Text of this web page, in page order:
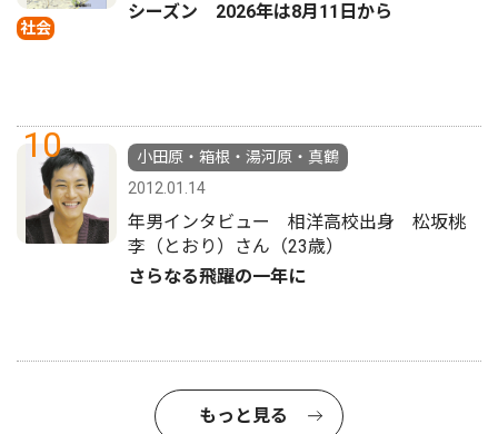
社会
シーズン 2026年は8月11日から
10
小田原・箱根・湯河原・真鶴
2012.01.14
年男インタビュー 相洋高校出身 松坂桃
李（とおり）さん（23歳）
さらなる飛躍の一年に
もっと見る